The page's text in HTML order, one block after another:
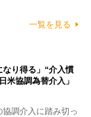
一覧を見る
なり得る」“介入慣
米協調為替介入」
調介入に踏み切っ